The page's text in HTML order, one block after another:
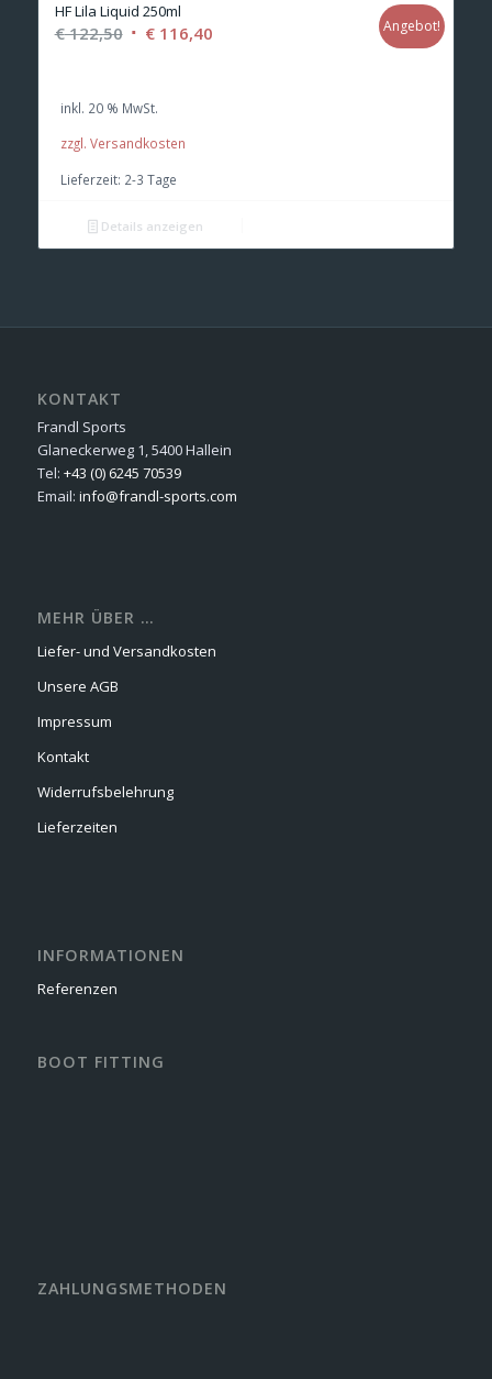
HF Lila Liquid 250ml
€122,50 Ursprünglicher
€ 122,50
€116,40Aktueller
Angebot!
inkl. 20 % MwSt.
zzgl. Versandkosten
Lieferzeit: 2-3 Tage
Details anzeigen
KONTAKT
Frandl Sports
Glaneckerweg 1, 5400 Hallein
Tel: +43 (0) 6245 70539
Email: info@frandl-sports.com
MEHR ÜBER …
Liefer- und Versandkosten
Unsere AGB
Impressum
Kontakt
Widerrufsbelehrung
Lieferzeiten
INFORMATIONEN
Referenzen
BOOT FITTING
ZAHLUNGSMETHODEN